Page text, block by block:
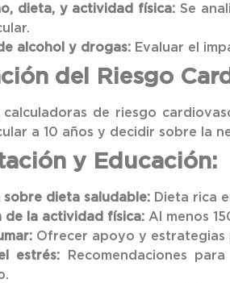
dieta, y actividad física: Se
alcohol y drogas: Evaluar el
del Riesgo
calculadoras de riesgo
a 10 años y decidir sobre la
y Educación:
sobre dieta saludable: Dieta rica
de la actividad física: Al menos
Ofrecer apoyo y estrategias
estrés: Recomendaciones